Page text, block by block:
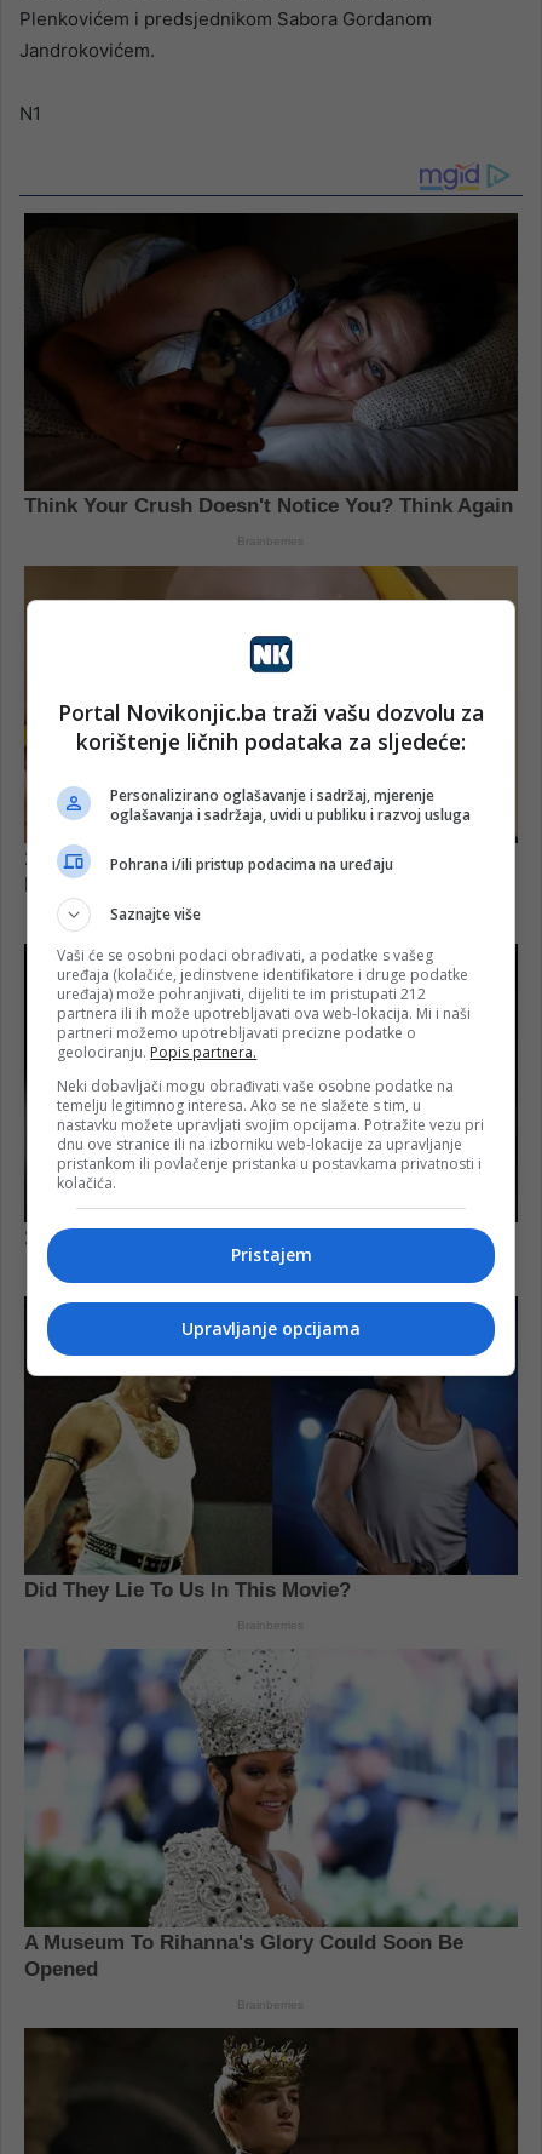
Plenkovićem i predsjednikom Sabora Gordanom
Jandrokovićem.
N1
Portal Novikonjic.ba traži vašu dozvolu za
korištenje ličnih podataka za sljedeće:
Personalizirano oglašavanje i sadržaj, mjerenje
oglašavanja i sadržaja, uvidi u publiku i razvoj usluga
Pohrana i/ili pristup podacima na uređaju
Saznajte više
Vaši će se osobni podaci obrađivati, a podatke s vašeg
uređaja (kolačiće, jedinstvene identifikatore i druge podatke
uređaja) može pohranjivati, dijeliti te im pristupati 212
partnera ili ih može upotrebljavati ova web-lokacija. Mi i naši
partneri možemo upotrebljavati precizne podatke o
geolociranju. Popis partnera.
Neki dobavljači mogu obrađivati vaše osobne podatke na
temelju legitimnog interesa. Ako se ne slažete s tim, u
nastavku možete upravljati svojim opcijama. Potražite vezu pri
dnu ove stranice ili na izborniku web-lokacije za upravljanje
pristankom ili povlačenje pristanka u postavkama privatnosti i
kolačića.
Pristajem
Upravljanje opcijama